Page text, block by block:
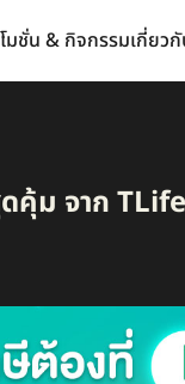
มชั่น & กิจกรรมเกี่ยวกั
คุ้ม จาก